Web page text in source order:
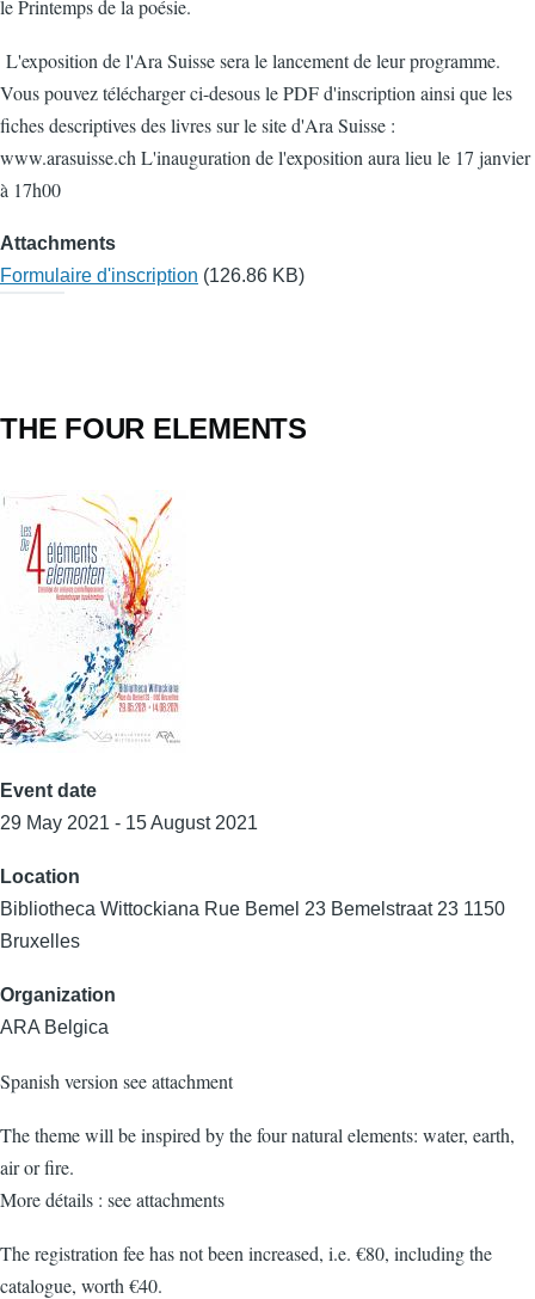
le Printemps de la poésie.
L'exposition de l'Ara Suisse sera le lancement de leur programme.
Vous pouvez télécharger ci-desous le PDF d'inscription ainsi que les
fiches descriptives des livres sur le site d'Ara Suisse :
www.arasuisse.ch L'inauguration de l'exposition aura lieu le 17 janvier
à 17h00
Attachments
Formulaire d'inscription (126.86 KB)
THE FOUR ELEMENTS
Event date
29 May 2021 - 15 August 2021
Location
Bibliotheca Wittockiana Rue Bemel 23 Bemelstraat 23 1150
Bruxelles
Organization
ARA Belgica
Spanish version see attachment
The theme will be inspired by the four natural elements: water, earth,
air or fire.
More détails : see attachments
The registration fee has not been increased, i.e. €80, including the
catalogue, worth €40.